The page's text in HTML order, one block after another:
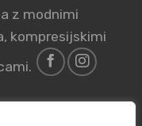
z modnimi
kompresijskimi